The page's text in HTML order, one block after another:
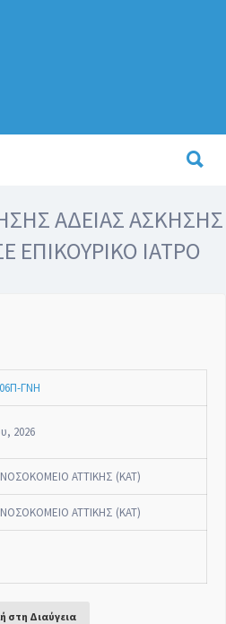
ΑΔΕΙΑΣ ΑΣΚΗΣΗΣ
ΕΠΙΚΟΥΡΙΚΟ ΙΑΤΡΟ
ΓΝΗ
2026
ΑΤΤΙΚΗΣ (ΚΑΤ)
ΑΤΤΙΚΗΣ (ΚΑΤ)
στη Διαύγεια